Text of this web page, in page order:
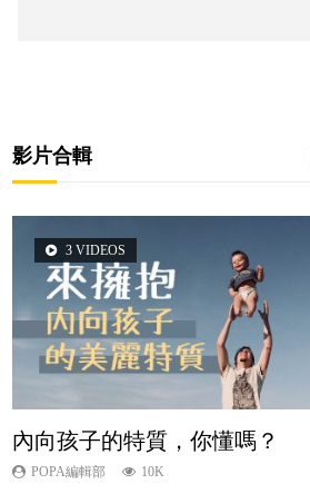
影片合輯
3 VIDEOS
內向孩子的特質，你懂嗎？
POPA編輯部 10K
5 VIDEOS
夫妻必看！經營婚姻，沒捷徑
POPA編輯部 22.9K
14 VIDEOS
新手父母不用怕
POPA編輯部 16.3K
2 VIDEOS
想孩子學好外語，點做好？
POPA編輯部 9.9K
6 VIDEOS
孩子能力天注定？
POPA編輯部 7.9K